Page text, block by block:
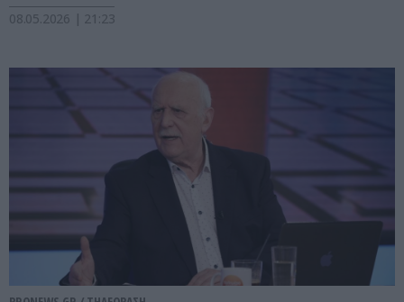
08.05.2026 | 21:23